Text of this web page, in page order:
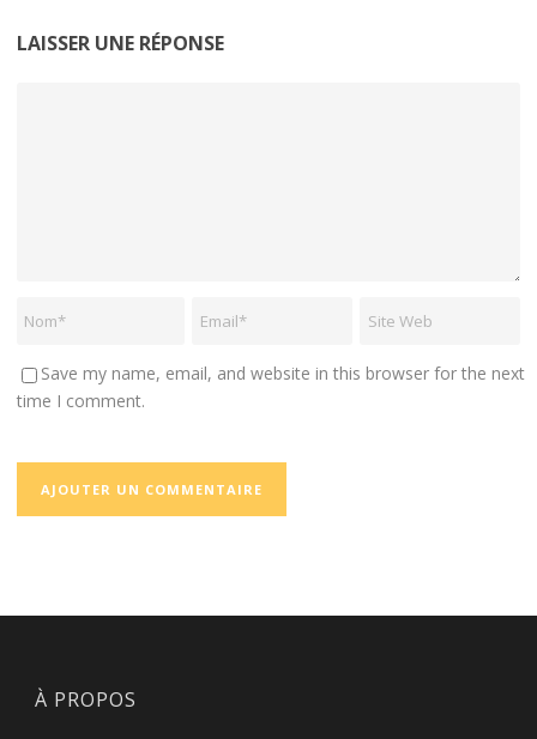
LAISSER UNE RÉPONSE
Save my name, email, and website in this browser for the next
time I comment.
À PROPOS